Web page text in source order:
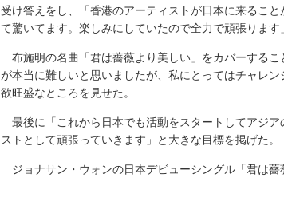
受け答えをし、「香港のアーティストが日本に来るこ
て驚いてます。楽しみにしていたので全力で頑張ります
布施明の名曲「君は薔薇より美しい」をカバーする
が本当に難しいと思いましたが、私にとってはチャレ
欲旺盛なところを見せた。
最後に「これから日本でも活動をスタートしてアジア
ストとして頑張っていきます」と大きな目標を掲げた。
ジョナサン・ウォンの日本デビューシングル「君は薔